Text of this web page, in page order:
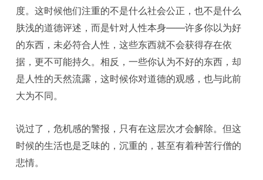
度。这时候他们注重的不是什么社会公正，也不是什么
肤浅的道德评述，而是针对人性本身——许多你以为好
的东西，未必符合人性，这些东西就不会获得存在依
据，更不可能持久。相反，一些你认为不好的东西，却
是人性的天然流露，这时候你对道德的观感，也与此前
大为不同。
说过了，危机感的警报，只有在这层次才会解除。但这
时候的生活也是乏味的，沉重的，甚至有着种苦行僧的
悲情。